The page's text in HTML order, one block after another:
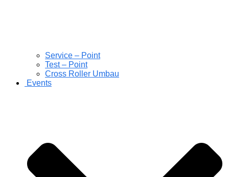
Service – Point
Test – Point
Cross Roller Umbau
Events